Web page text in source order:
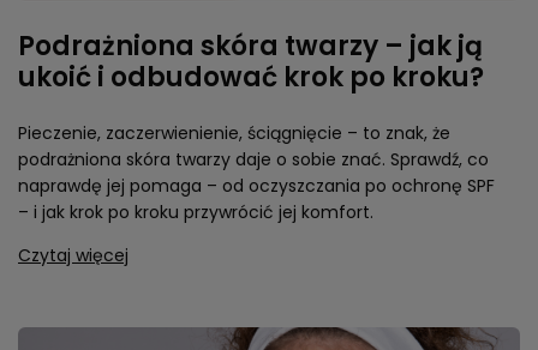
Podrażniona skóra twarzy – jak ją
ukoić i odbudować krok po kroku?
Pieczenie, zaczerwienienie, ściągnięcie – to znak, że
podrażniona skóra twarzy daje o sobie znać. Sprawdź, co
naprawdę jej pomaga – od oczyszczania po ochronę SPF
– i jak krok po kroku przywrócić jej komfort.
Czytaj więcej